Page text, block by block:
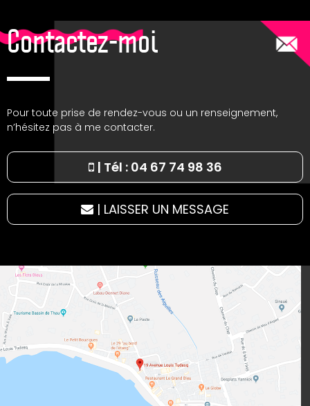
Contactez-moi
Pour toute prise de rendez-vous ou un renseignement,
n’hésitez pas à me contacter.
| Tél : 04 67 74 98 36
| LAISSER UN MESSAGE